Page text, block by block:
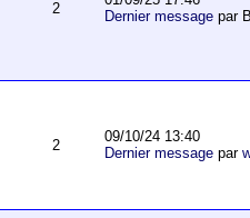
2
Dernier messagepar
2
09/10/24 13:40
Dernier messagepar